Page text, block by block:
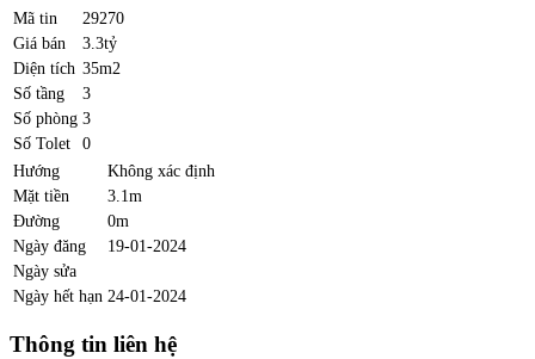
Mã tin
29270
Giá bán
3.3tỷ
Diện tích 35m2
Số tầng
3
Số phòng 3
Số Tolet
0
Hướng
Không xác định
Mặt tiền
3.1m
Đường
0m
Ngày đăng
19-01-2024
Ngày sửa
Ngày hết hạn 24-01-2024
Thông tin liên hệ